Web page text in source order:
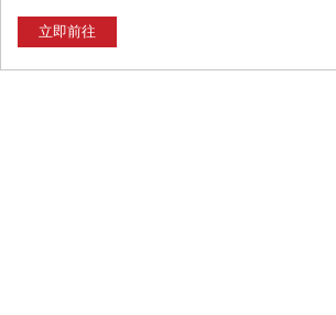
立即前往